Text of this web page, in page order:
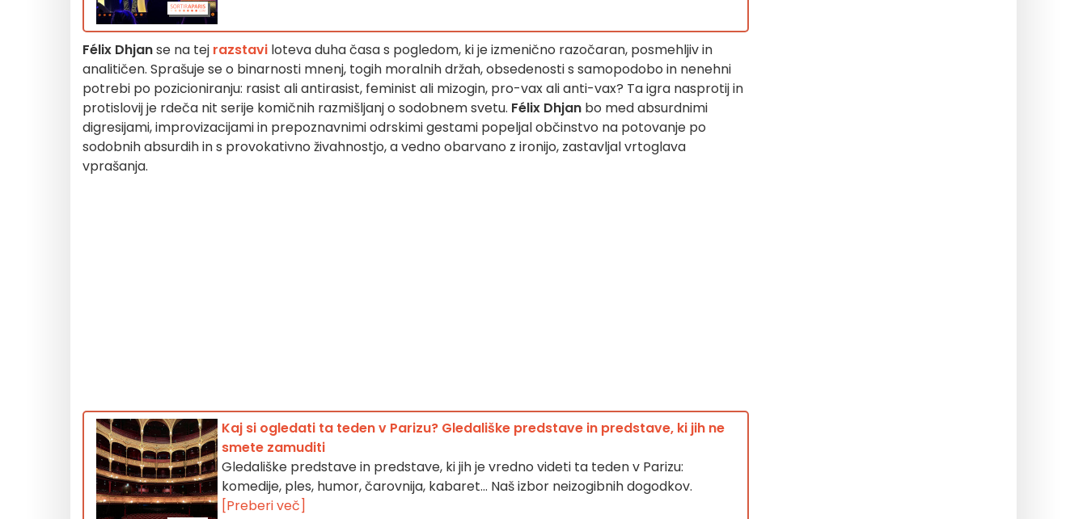
Félix Dhjanse na tej razstavi loteva duha časa s pogledom, ki je izmenično razočaran, posmehljiv in
analitičen. Sprašuje se o binarnosti mnenj, togih moralnih držah, obsedenosti s samopodobo in nenehni
potrebi po pozicioniranju: rasist ali antirasist, feminist ali mizogin, pro-vax ali anti-vax? Ta igra nasprotij in
protislovij je rdeča nit serije komičnih razmišljanj o sodobnem svetu. Félix Dhjan bo med absurdnimi
digresijami, improvizacijami in prepoznavnimi odrskimi gestami popeljal občinstvo na potovanje po
sodobnih absurdih in s provokativno živahnostjo, a vedno obarvano z ironijo, zastavljal vrtoglava
vprašanja.
Kaj si ogledati ta teden v Parizu? Gledališke predstave in predstave, ki jih ne
smete zamuditi
Gledališke predstave in predstave, ki jih je vredno videti ta teden v Parizu:
komedije, ples, humor, čarovnija, kabaret... Naš izbor neizogibnih dogodkov.
[Preberi več]